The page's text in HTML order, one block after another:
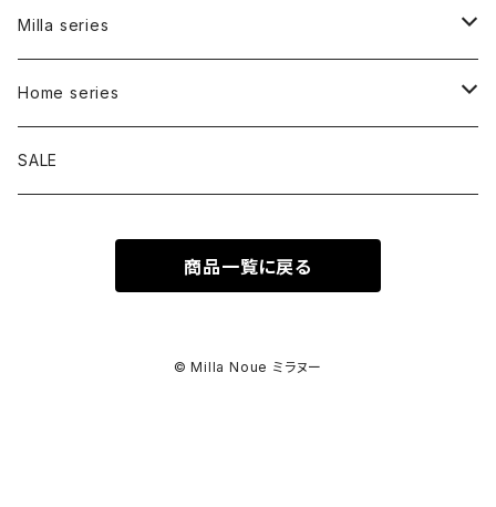
Carry bag
Inner bag
Milla series
Carry bag
Walk bag
Home series
Bed
SALE
商品一覧に戻る
© Milla Noue ミラヌー